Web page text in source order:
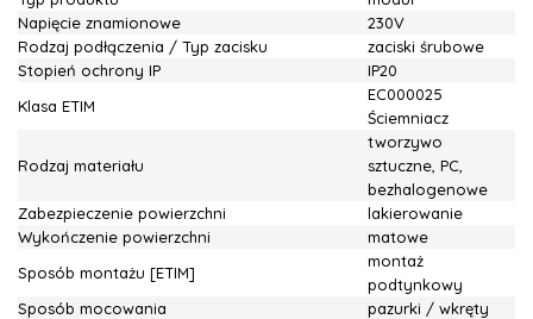
Napięcie znamionowe
230V
Rodzaj podłączenia / Typ zacisku
zaciski śrubowe
Stopień ochrony IP
IP20
Klasa ETIM
EC000025
Ściemniacz
Rodzaj materiału
tworzywo
sztuczne, PC,
bezhalogenowe
Zabezpieczenie powierzchni
lakierowanie
Wykończenie powierzchni
matowe
Sposób montażu [ETIM]
montaż
podtynkowy
Sposób mocowania
pazurki / wkręty